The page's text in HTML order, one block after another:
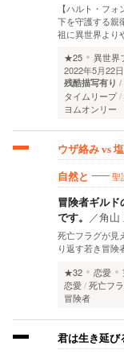
【ハルト・フ
下を守護する親
祖に異世界より
★25
異世界
2022年5月22
残酷描写有り
タイムリープ
ヨムオンリー
ウザ絡み vs
自然と 聖
冒険者ギル
です。 ／角山
死亡フラグが見
り返す若き冒険
★32
恋愛
恋愛 死亡フ
冒険者
君は生き延び